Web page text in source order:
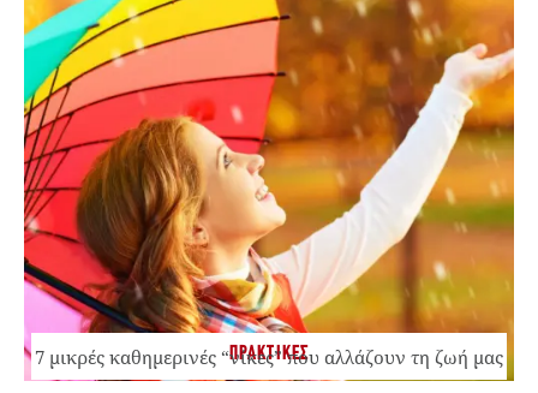
ΠΡΑΚΤΙΚΕΣ
7 μικρές καθημερινές “νίκες” που αλλάζουν τη ζωή μας